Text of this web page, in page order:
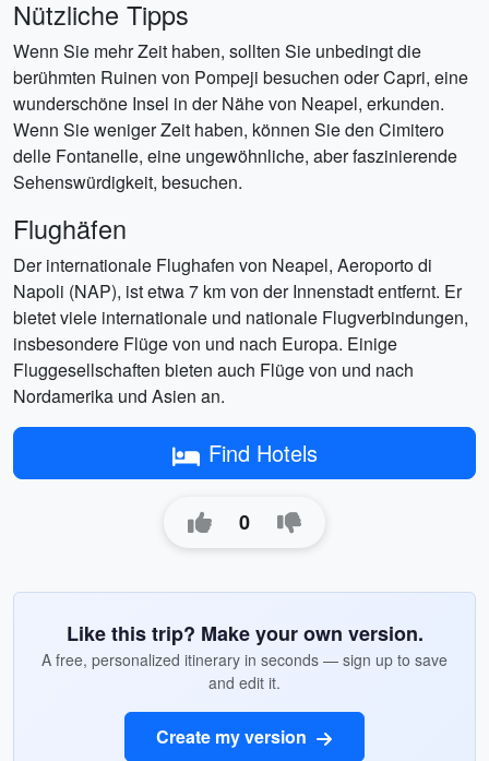
Nützliche Tipps
Wenn Sie mehr Zeit haben, sollten Sie unbedingt die
berühmten Ruinen von Pompeji besuchen oder Capri, eine
wunderschöne Insel in der Nähe von Neapel, erkunden.
Wenn Sie weniger Zeit haben, können Sie den Cimitero
delle Fontanelle, eine ungewöhnliche, aber faszinierende
Sehenswürdigkeit, besuchen.
Flughäfen
Der internationale Flughafen von Neapel, Aeroporto di
Napoli (NAP), ist etwa 7 km von der Innenstadt entfernt. Er
bietet viele internationale und nationale Flugverbindungen,
insbesondere Flüge von und nach Europa. Einige
Fluggesellschaften bieten auch Flüge von und nach
Nordamerika und Asien an.
Find Hotels
0
Like this trip? Make your own version.
A free, personalized itinerary in seconds — sign up to save
and edit it.
Create my version